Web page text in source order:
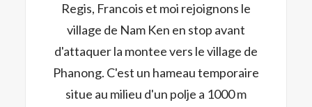
Regis, Francois et moi rejoignons le
village de Nam Ken en stop avant
d'attaquer la montee vers le village de
Phanong. C'est un hameau temporaire
situe au milieu d'un polje a 1000 m